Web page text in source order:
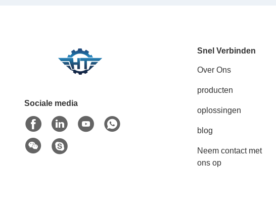
Sociale media
Snel Verbinden
Over Ons
producten
oplossingen
blog
Neem contact met
ons op